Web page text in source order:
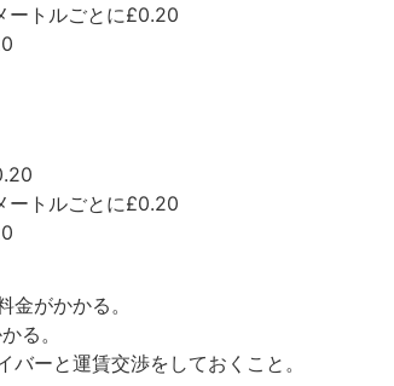
ートルごとに£0.20
ートルごとに£0.20
がかかる。
る。
ーと運賃交渉をしておくこと。